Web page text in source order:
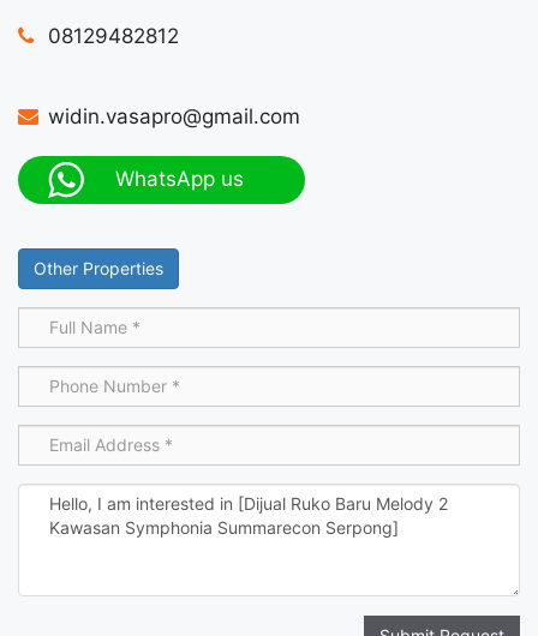
08129482812
widin.vasapro@gmail.com
WhatsApp us
Other Properties